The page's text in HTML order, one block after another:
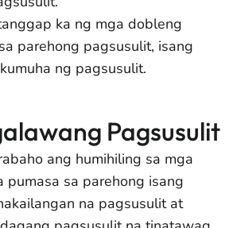
ka ng mga dobleng
parehong pagsusulit, isang
ng pagsusulit.
Pagsusulit
ang humihiling sa mga
pumasa sa parehong isang
na pagsusulit at